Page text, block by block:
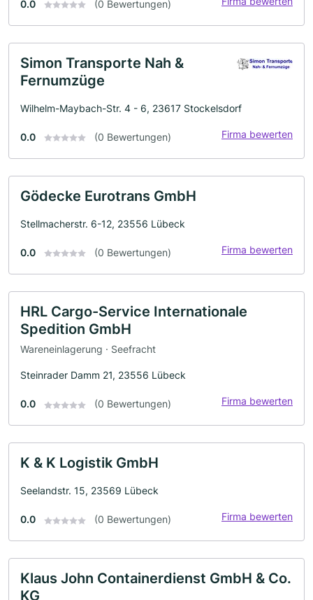
0.0 (0 Bewertungen)
Simon Transporte Nah &
Fernumzüge
Wilhelm-Maybach-Str. 4 - 6, 23617 Stockelsdorf
0.0 (0 Bewertungen) Firma bewerten
Gödecke Eurotrans GmbH
Stellmacherstr. 6-12, 23556 Lübeck
0.0 (0 Bewertungen) Firma bewerten
HRL Cargo-Service Internationale
Spedition GmbH
Wareneinlagerung · Seefracht
Steinrader Damm 21, 23556 Lübeck
0.0 (0 Bewertungen) Firma bewerten
K & K Logistik GmbH
Seelandstr. 15, 23569 Lübeck
0.0 (0 Bewertungen) Firma bewerten
Klaus John Containerdienst GmbH & Co.
KG